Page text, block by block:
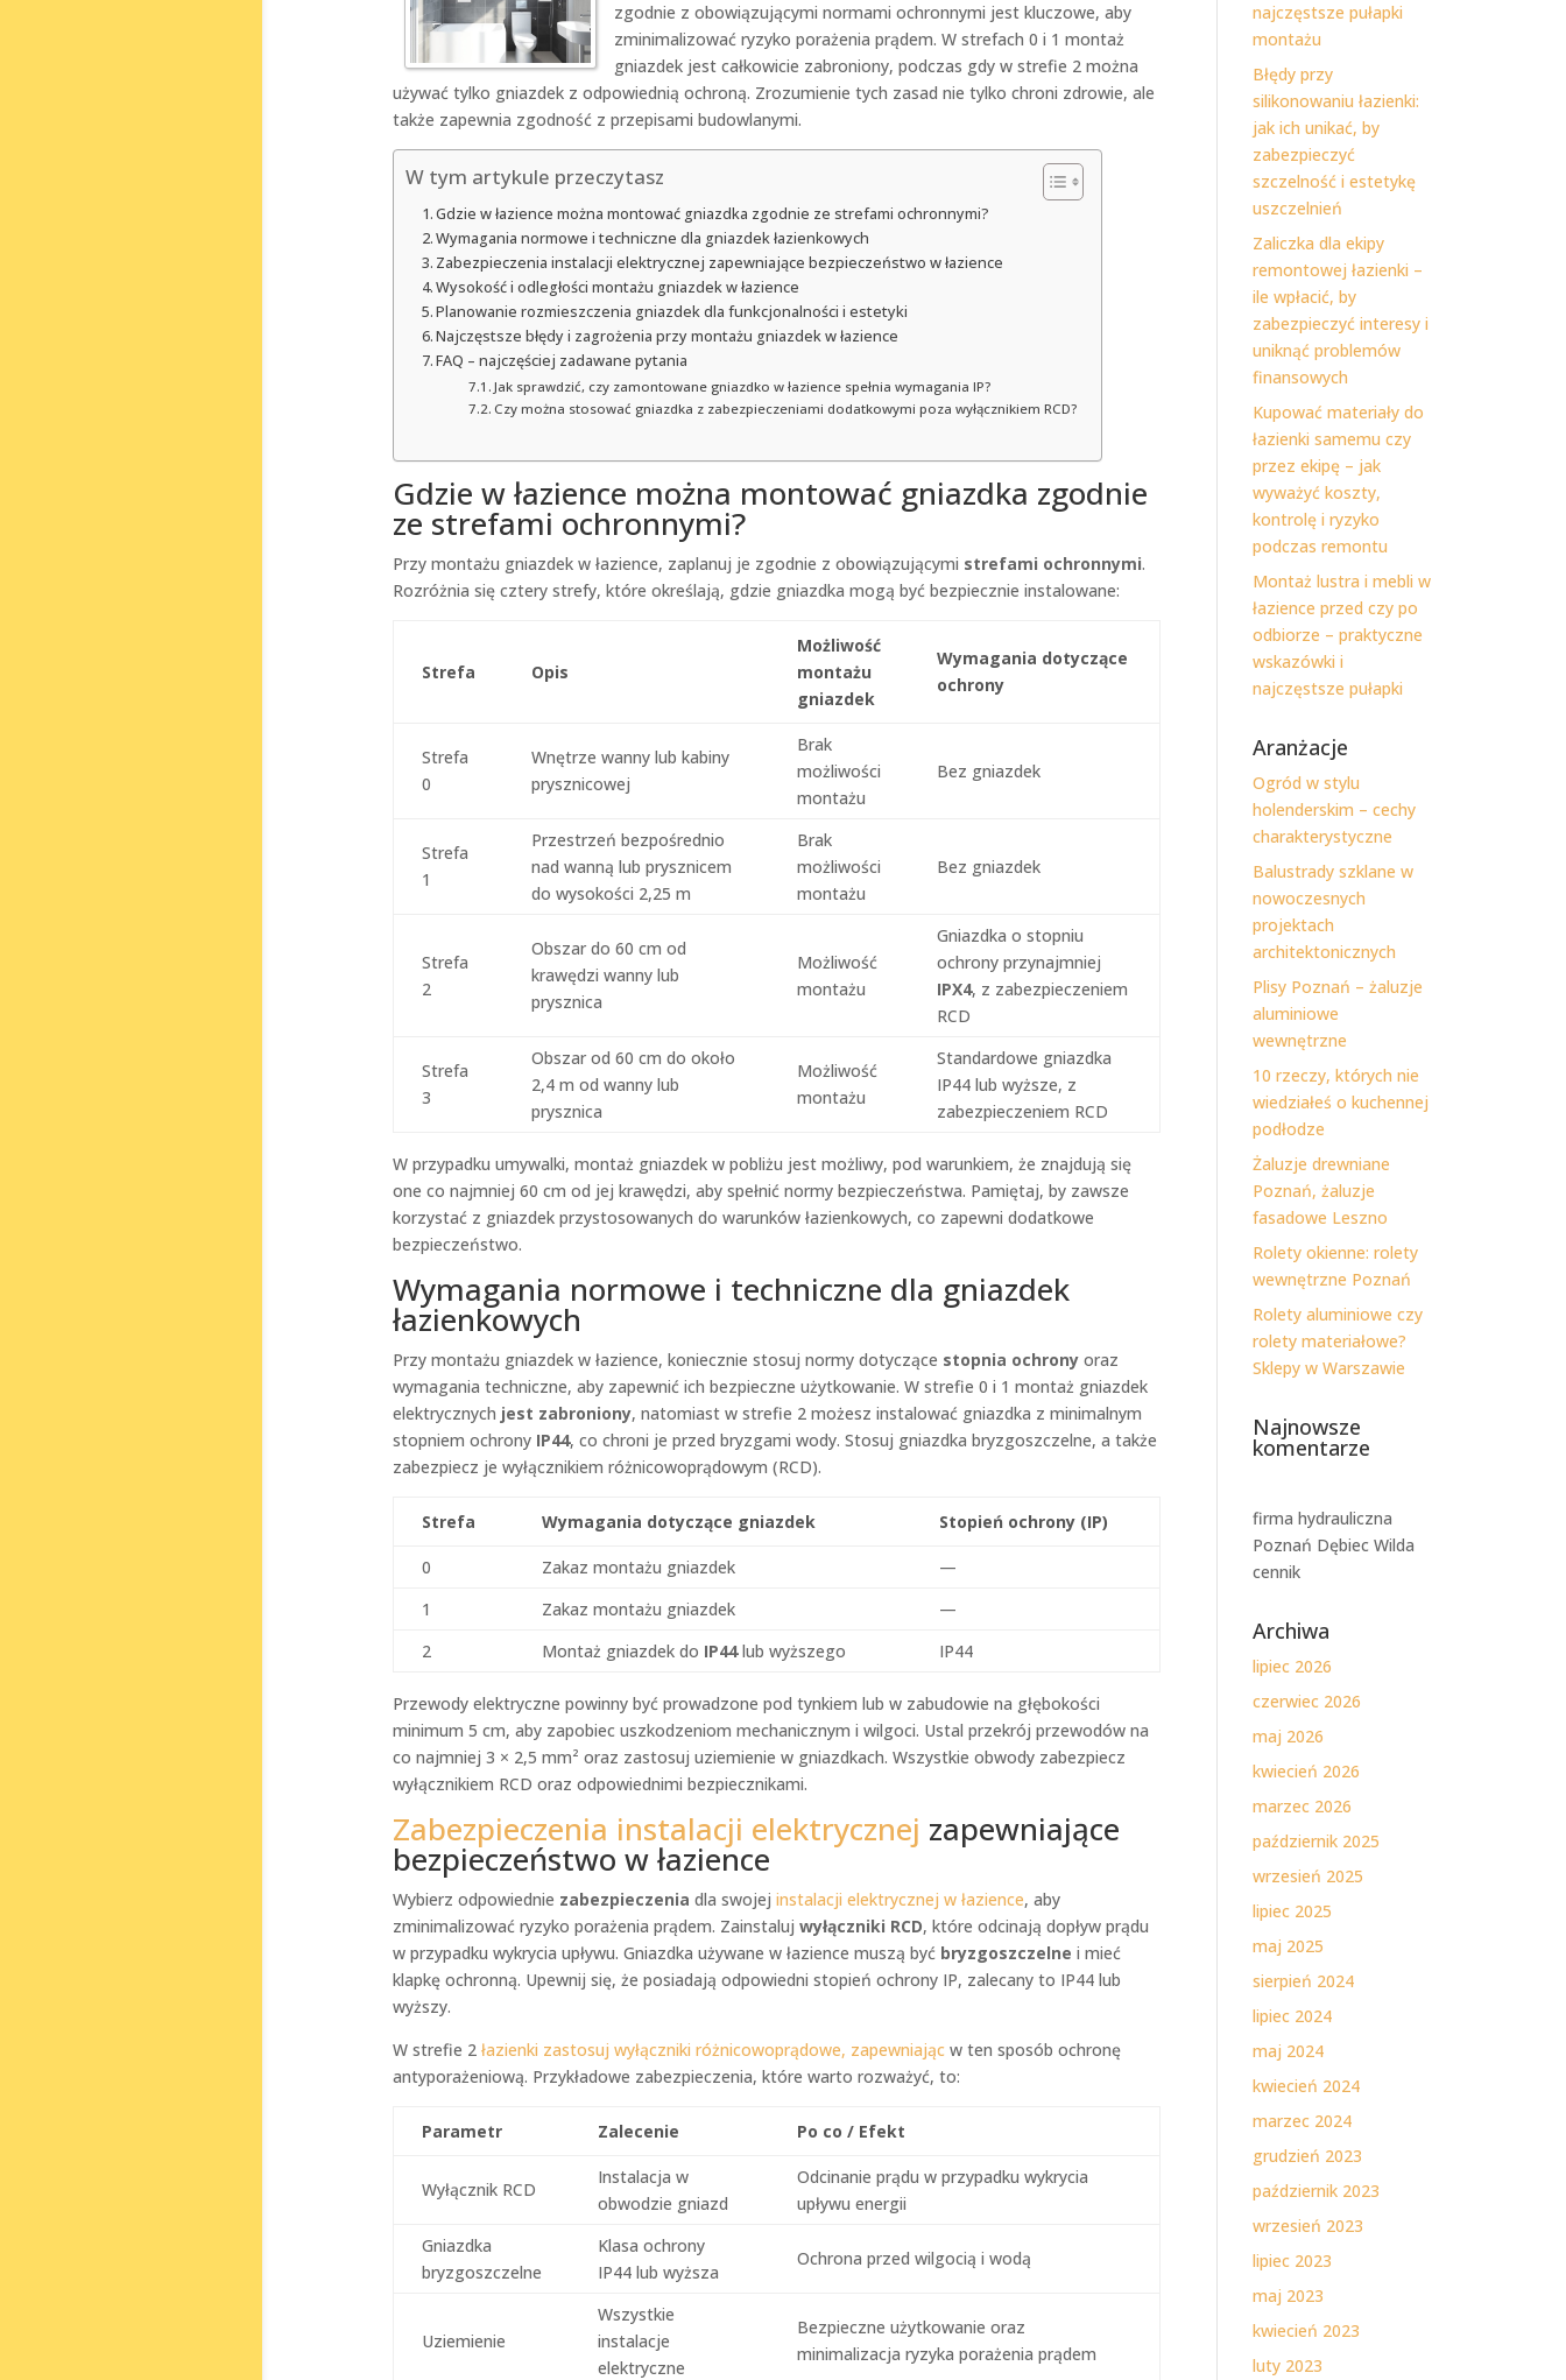
zgodnie z obowiązującymi normami ochronnymi jest kluczowe, aby
zminimalizować ryzyko porażenia prądem. W strefach 0 i 1 montaż
gniazdek jest całkowicie zabroniony, podczas gdy w strefie 2 można
używać tylko gniazdek z odpowiednią ochroną. Zrozumienie tych zasad nie tylko chroni zdrowie, ale
także zapewnia zgodność z przepisami budowlanymi.
W tym artykule przeczytasz
Gdzie w łazience można montować gniazdka zgodnie ze strefami ochronnymi?
Wymagania normowe i techniczne dla gniazdek łazienkowych
Zabezpieczenia instalacji elektrycznej zapewniające bezpieczeństwo w łazience
Wysokość i odległości montażu gniazdek w łazience
Planowanie rozmieszczenia gniazdek dla funkcjonalności i estetyki
Najczęstsze błędy i zagrożenia przy montażu gniazdek w łazience
FAQ – najczęściej zadawane pytania
Jak sprawdzić, czy zamontowane gniazdko w łazience spełnia wymagania IP?
Czy można stosować gniazdka z zabezpieczeniami dodatkowymi poza wyłącznikiem RCD?
Gdzie w łazience można montować gniazdka zgodnie
ze strefami ochronnymi?
Przy montażu gniazdek w łazience, zaplanuj je zgodnie z obowiązującymi strefami ochronnymi.
Rozróżnia się cztery strefy, które określają, gdzie gniazdka mogą być bezpiecznie instalowane:
Strefa Opis
Możliwość
montażu
gniazdek
Wymagania dotyczące
ochrony
Strefa
0
Wnętrze wanny lub kabiny
prysznicowej
Brak
możliwości
montażu
Bez gniazdek
Strefa
1
Przestrzeń bezpośrednio
nad wanną lub prysznicem
do wysokości 2,25 m
Brak
możliwości
montażu
Bez gniazdek
Strefa
2
Obszar do 60 cm od
krawędzi wanny lub
prysznica
Możliwość
montażu
Gniazdka o stopniu
ochrony przynajmniej
IPX4, z zabezpieczeniem
RCD
Strefa
3
Obszar od 60 cm do około
2,4 m od wanny lub
prysznica
Możliwość
montażu
Standardowe gniazdka
IP44 lub wyższe, z
zabezpieczeniem RCD
W przypadku umywalki, montaż gniazdek w pobliżu jest możliwy, pod warunkiem, że znajdują się
one co najmniej 60 cm od jej krawędzi, aby spełnić normy bezpieczeństwa. Pamiętaj, by zawsze
korzystać z gniazdek przystosowanych do warunków łazienkowych, co zapewni dodatkowe
bezpieczeństwo.
Wymagania normowe i techniczne dla gniazdek
łazienkowych
Przy montażu gniazdek w łazience, koniecznie stosuj normy dotyczące stopnia ochronyoraz
wymagania techniczne, aby zapewnić ich bezpieczne użytkowanie. W strefie 0 i 1 montaż gniazdek
elektrycznych jest zabroniony, natomiast w strefie 2 możesz instalować gniazdka z minimalnym
stopniem ochrony IP44, co chroni je przed bryzgami wody. Stosuj gniazdka bryzgoszczelne, a także
zabezpiecz je wyłącznikiem różnicowoprądowym (RCD).
Strefa Wymagania dotyczące gniazdek Stopień ochrony (IP)
0 Zakaz montażu gniazdek
—
1
Zakaz montażu gniazdek
—
2
Montaż gniazdek do IP44lub wyższego IP44
Przewody elektryczne powinny być prowadzone pod tynkiem lub w zabudowie na głębokości
minimum 5 cm, aby zapobiec uszkodzeniom mechanicznym i wilgoci. Ustal przekrój przewodów na
co najmniej 3 × 2,5 mm² oraz zastosuj uziemienie w gniazdkach. Wszystkie obwody zabezpiecz
wyłącznikiem RCD oraz odpowiednimi bezpiecznikami.
Zabezpieczenia instalacji elektrycznej zapewniające
bezpieczeństwo w łazience
Wybierz odpowiednie zabezpieczenia dla swojej instalacji elektrycznej w łazience, aby
zminimalizować ryzyko porażenia prądem. Zainstaluj wyłączniki RCD, które odcinają dopływ prądu
w przypadku wykrycia upływu. Gniazdka używane w łazience muszą być bryzgoszczelne i mieć
klapkę ochronną. Upewnij się, że posiadają odpowiedni stopień ochrony IP, zalecany to IP44 lub
wyższy.
W strefie 2 łazienki zastosuj wyłączniki różnicowoprądowe, zapewniającw ten sposób ochronę
antyporażeniową. Przykładowe zabezpieczenia, które warto rozważyć, to:
Parametr Zalecenie Po co / Efekt
Wyłącznik RCD
Instalacja w
obwodzie gniazd
Odcinanie prądu w przypadku wykrycia
upływu energii
Gniazdka
bryzgoszczelne
Klasa ochrony
IP44 lub wyższa
Ochrona przed wilgocią i wodą
Uziemienie
Wszystkie
instalacje
elektryczne
Bezpieczne użytkowanie oraz
minimalizacja ryzyka porażenia prądem
najczęstsze pułapki
montażu
Błędy przy
silikonowaniu łazienki:
jak ich unikać, by
zabezpieczyć
szczelność i estetykę
uszczelnień
Zaliczka dla ekipy
remontowej łazienki –
ile wpłacić, by
zabezpieczyć interesy i
uniknąć problemów
finansowych
Kupować materiały do
łazienki samemu czy
przez ekipę – jak
wyważyć koszty,
kontrolę i ryzyko
podczas remontu
Montaż lustra i mebli w
łazience przed czy po
odbiorze – praktyczne
wskazówki i
najczęstsze pułapki
Aranżacje
Ogród w stylu
holenderskim – cechy
charakterystyczne
Balustrady szklane w
nowoczesnych
projektach
architektonicznych
Plisy Poznań – żaluzje
aluminiowe
wewnętrzne
10 rzeczy, których nie
wiedziałeś o kuchennej
podłodze
Żaluzje drewniane
Poznań, żaluzje
fasadowe Leszno
Rolety okienne: rolety
wewnętrzne Poznań
Rolety aluminiowe czy
rolety materiałowe?
Sklepy w Warszawie
Najnowsze
komentarze
firma hydrauliczna
Poznań Dębiec Wilda
cennik
Archiwa
lipiec 2026
czerwiec 2026
maj 2026
kwiecień 2026
marzec 2026
październik 2025
wrzesień 2025
lipiec 2025
maj 2025
sierpień 2024
lipiec 2024
maj 2024
kwiecień 2024
marzec 2024
grudzień 2023
październik 2023
wrzesień 2023
lipiec 2023
maj 2023
kwiecień 2023
luty 2023